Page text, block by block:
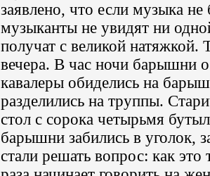
заявлено, что если музыка
музыканты не увидят ни
получат с великой натяжкой.
вечера. В час ночи барышни
кавалеры обиделись на
разделились на труппы.
стол с сорока четырьмя
барышни забились в уголок,
стали решать вопрос: как это